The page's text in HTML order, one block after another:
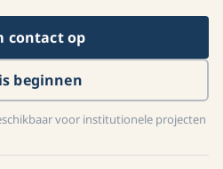
contact op
beginnen
voor institutionele projecten